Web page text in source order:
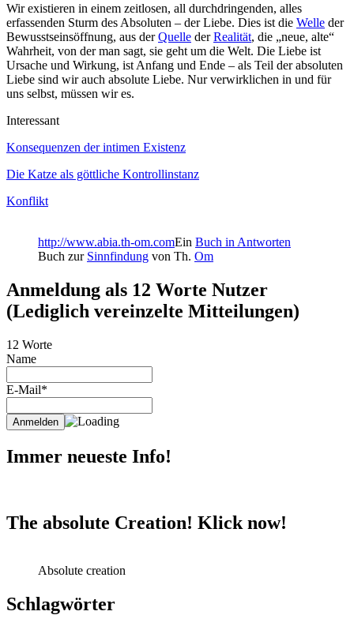
Wir existieren in einem zeitlosen, all durchdringenden, alles
erfassenden Sturm des Absoluten – der Liebe. Dies ist die Welle der
Bewusstseinsöffnung, aus derQuelle derRealität, die „neue, alte“
Wahrheit, von der man sagt, sie geht um die Welt. Die Liebe ist
Ursache und Wirkung, ist Anfang und Ende – als Teil der absoluten
Liebe sind wir auch absolute Liebe. Nur verwirklichen in und für
uns selbst, müssen wir es.
Interessant
Konsequenzen der intimen Existenz
Die Katze als göttliche Kontrollinstanz
Konflikt
http://www.abia.th-om.comEin Buch in Antworten
Buch zur Sinnfindung von Th. Om
Anmeldung als 12 Worte Nutzer
(Lediglich vereinzelte Mitteilungen)
12 Worte
Name
E-Mail*
Immer neueste Info!
The absolute Creation! Klick now!
Absolute creation
Schlagwörter